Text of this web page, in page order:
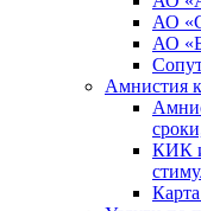
АО
АО
Амнистия
КИК